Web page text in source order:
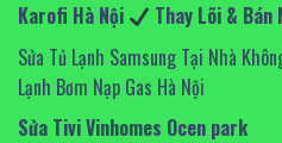
Karofi Hà Nội
Thay Lõi & Bán
Sửa Tủ Lạnh Samsung Tại Nhà
Lạnh Bơm Nạp Gas Hà Nội
Sửa Tivi Vinhomes Ocen park